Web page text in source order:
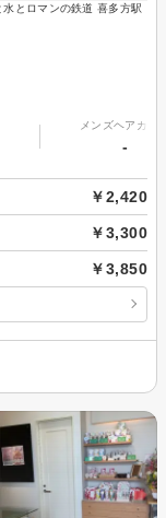
とロマンの鉄道 喜多方駅
メンズヘアカラ
-
￥2,420
￥3,300
￥3,850